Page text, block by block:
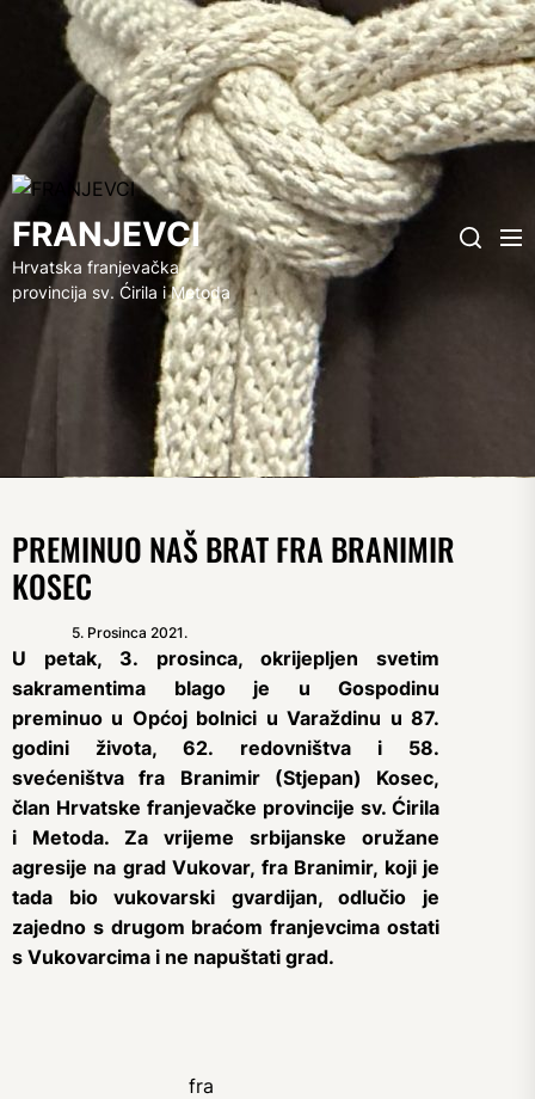
FRANJEVCI
FRANJEVCI
Hrvatska franjevačka
provincija sv. Ćirila i Metoda
Search
PREMINUO NAŠ BRAT FRA BRANIMIR
KOSEC
5. Prosinca 2021.
U petak, 3. prosinca, okrijepljen svetim
sakramentima blago je u Gospodinu
preminuo u Općoj bolnici u Varaždinu u 87.
godini života, 62. redovništva i 58.
svećeništva fra Branimir (Stjepan) Kosec,
član Hrvatske franjevačke provincije sv. Ćirila
i Metoda. Za vrijeme srbijanske oružane
agresije na grad Vukovar, fra Branimir, koji je
tada bio vukovarski gvardijan, odlučio je
zajedno s drugom braćom franjevcima ostati
s Vukovarcima i ne napuštati grad.
fra